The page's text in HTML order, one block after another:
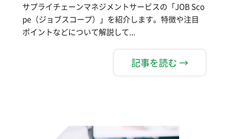
サプライチェーンマネジメントサービスの「JOB Sco
pe（ジョブスコープ）」を紹介します。特徴や注目
ポイントなどについて解説して...
記事を読む →